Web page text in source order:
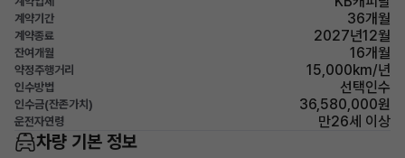
계약기간 36개월
계약종료 2027년12월
잔여개월 16개월
약정주행거리 15,000km/년
인수방법 선택인수
인수금(잔존가치) 36,580,000원
운전자연령 만26세 이상
차량 기본 정보